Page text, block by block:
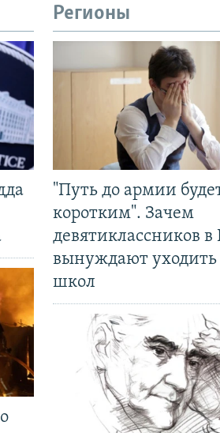
Регионы
"Путь до армии
коротким". Зачем
девятиклассников в
вынуждают уходить
школ